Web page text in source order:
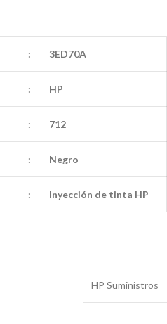
: 3ED70A
: HP
: 712
: Negro
: Inyección de tinta HP
HP Suministros